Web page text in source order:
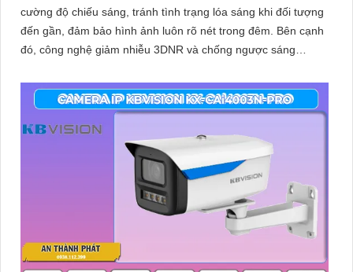
cường độ chiếu sáng, tránh tình trạng lóa sáng khi đối tượng
đến gần, đảm bảo hình ảnh luôn rõ nét trong đêm. Bên cạnh
đó, công nghệ giảm nhiễu 3DNR và chống ngược sáng
trong mọi điều kiện ánh sáng phức tạp như ngược sáng
mạnh hay thiếu sáng